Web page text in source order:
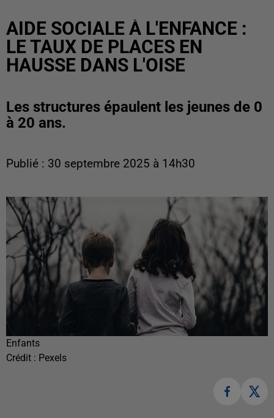
AIDE SOCIALE À L'ENFANCE :
LE TAUX DE PLACES EN
HAUSSE DANS L'OISE
Les structures épaulent les jeunes de 0
à 20 ans.
Publié : 30 septembre 2025 à 14h30
Enfants
Crédit : Pexels